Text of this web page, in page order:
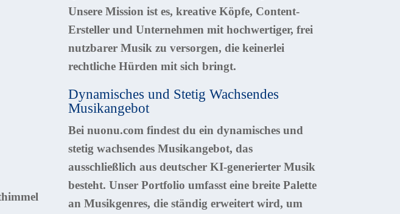
Unsere Mission ist es, kreative Köpfe, Content-
Ersteller und Unternehmen mit hochwertiger, frei
nutzbarer Musik zu versorgen, die keinerlei
rechtliche Hürden mit sich bringt.
Dynamisches und Stetig Wachsendes
Musikangebot
Bei nuonu.com findest du ein dynamisches und
stetig wachsendes Musikangebot, das
ausschließlich aus deutscher KI-generierter Musik
besteht. Unser Portfolio umfasst eine breite Palette
an Musikgenres, die ständig erweitert wird, um